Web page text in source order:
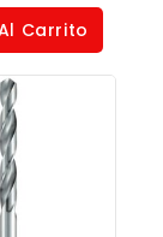
Carrito